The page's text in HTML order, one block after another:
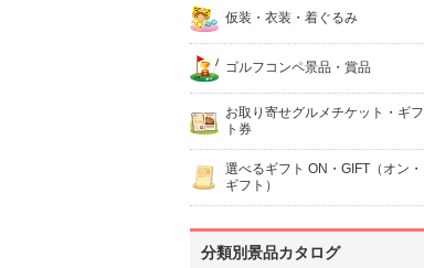
仮装・衣装・着ぐるみ
ゴルフコンペ景品・賞品
お取り寄せグルメチケット・ギフ
ト券
選べるギフト ON・GIFT（オン・
ギフト）
分類別景品カタログ